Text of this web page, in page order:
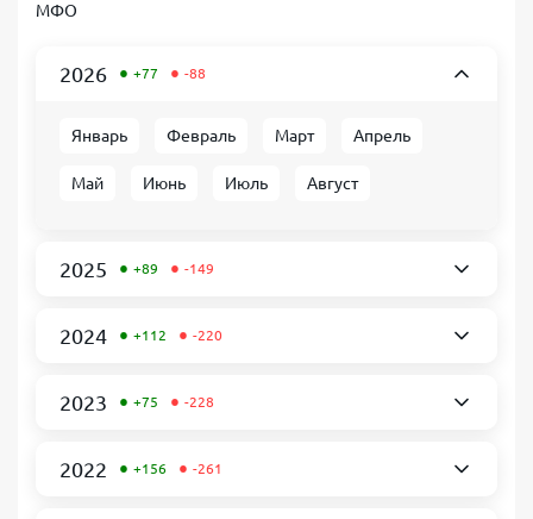
МФО
2026 • +77 • -88
Январь Февраль Март Апрель
Май Июнь Июль Август
2025 • +89 • -149
2024 • +112 • -220
2023 • +75 • -228
2022 • +156 • -261